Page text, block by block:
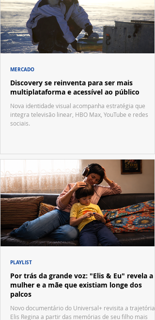
Discovery se reinventa para ser mais
multiplataforma e acessível ao público
Nova identidade visual acompanha estratégia que
integra televisão linear, HBO Max, YouTube e redes
sociais.
MERCADO
Por trás da grande voz: "Elis & Eu" revela a
mulher e a mãe que existiam longe dos
palcos
Novo documentário do Universal+ revisita a trajetória
Elis Regina a partir das memórias de seu filho mais
PLAYLIST